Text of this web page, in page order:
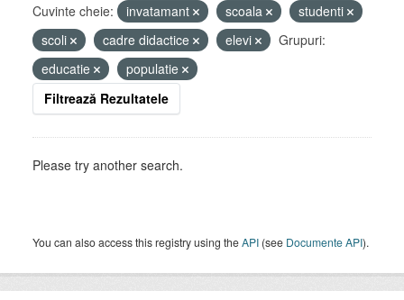
Cuvinte cheie: invatamant scoala
studenti
scoli
cadre didactice elevi
Grupuri:
educatie
populatie
Filtrează Rezultatele
Please try another search.
You can also access this registry using theAPI (see Documente API).